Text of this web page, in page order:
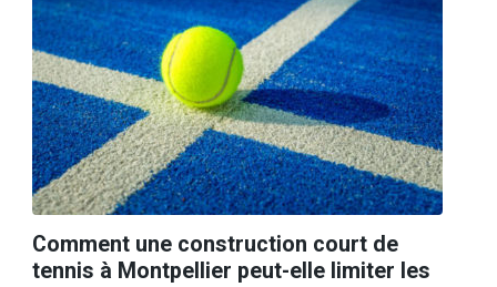
Comment une construction court de
tennis à Montpellier peut-elle limiter les